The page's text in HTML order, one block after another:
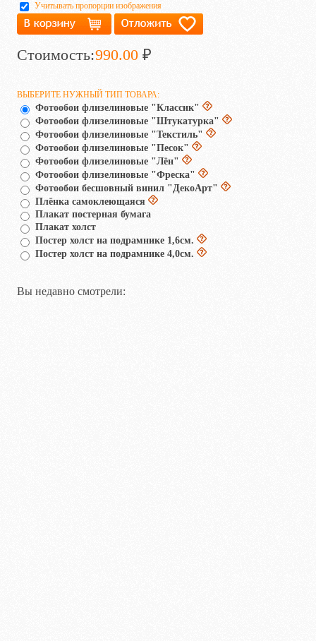
Учитывать пропорции изображения
Стоимость:990.00 ₽
ВЫБЕРИТЕ НУЖНЫЙ ТИП ТОВАРА:
Фотообои флизелиновые "Классик"
Фотообои флизелиновые "Штукатурка"
Фотообои флизелиновые "Текстиль"
Фотообои флизелиновые "Песок"
Фотообои флизелиновые "Лён"
Фотообои флизелиновые "Фреска"
Фотообои бесшовный винил "ДекоАрт"
Плёнка самоклеющаяся
Плакат постерная бумага
Плакат холст
Постер холст на подрамнике 1,6см.
Постер холст на подрамнике 4,0см.
Вы недавно смотрели: